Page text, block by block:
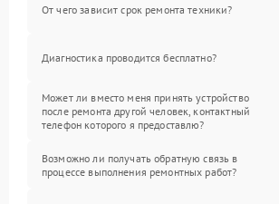
От чего зависит срок ремонта техники?
Диагностика проводится бесплатно?
Может ли вместо меня принять устройство
после ремонта другой человек, контактный
телефон которого я предоставлю?
Возможно ли получать обратную связь в
процессе выполнения ремонтных работ?